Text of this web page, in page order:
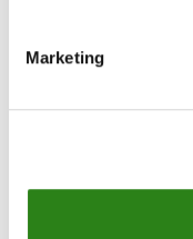
Marketing